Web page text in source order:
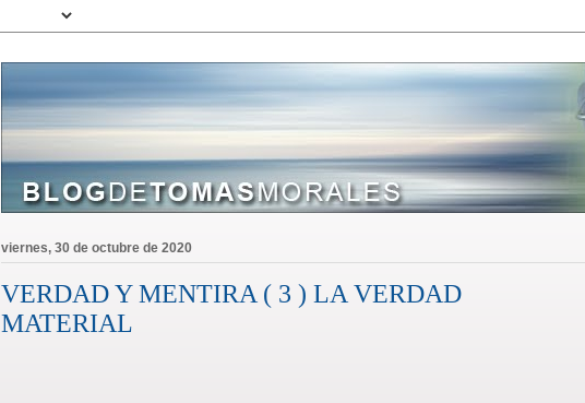
viernes, 30 de octubre de 2020
VERDAD Y MENTIRA ( 3 ) LA VERDAD
MATERIAL